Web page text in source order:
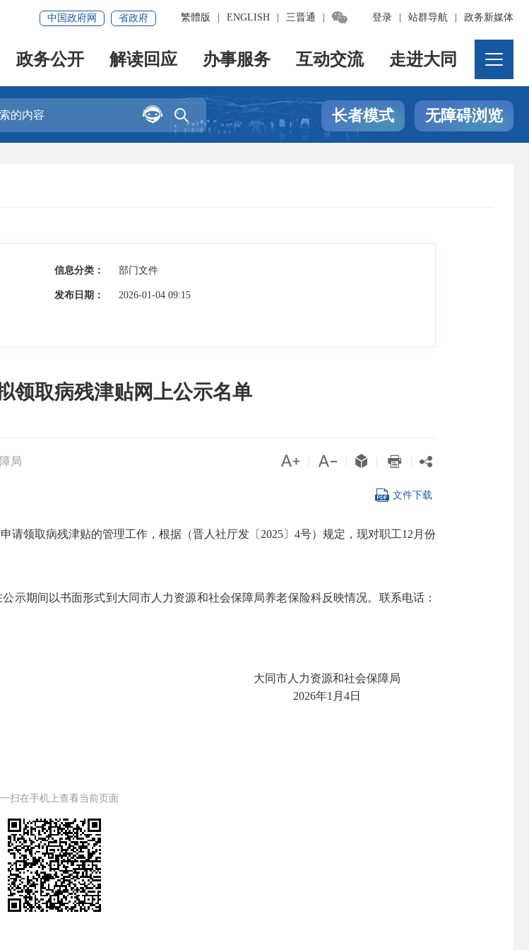
登录 站群导航 政务新媒体
繁體版 ENGLISH 三晋通 
中国政府网 省政府
政务公开 解读回应 办事服务 互动交流 走进大同

 长者模式 无障碍浏览
信息分类： 部门文件
发布日期： 2026-01-04 09:15
领取病残津贴网上公示名单
局     
 文件下载
请领取病残津贴的管理工作，根据（晋人社厅发〔2025〕4号）规定，现对职工12月份
示期间以书面形式到大同市人力资源和社会保障局养老保险科反映情况。联系电话：
大同市人力资源和社会保障局
‎2026‎年‎1‎月‎4‎日
扫在手机上查看当前页面